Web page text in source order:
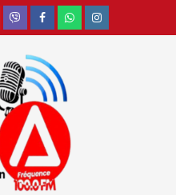
Viber FacebookWhatsAppInstagram